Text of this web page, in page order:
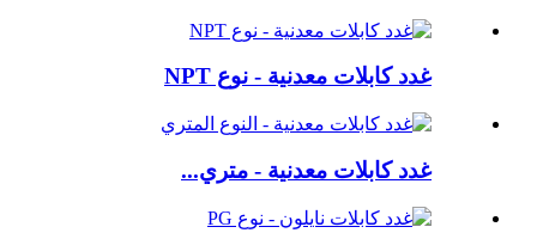
غدد كابلات معدنية - نوع NPT
غدد كابلات معدنية - متري...